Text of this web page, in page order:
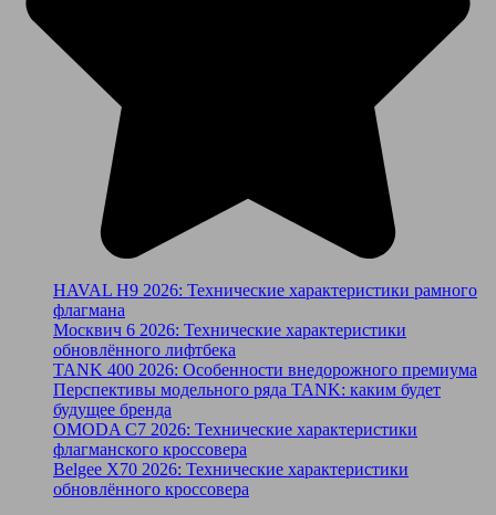
HAVAL H9 2026: Технические характеристики рамного
флагмана
Москвич 6 2026: Технические характеристики
обновлённого лифтбека
TANK 400 2026: Особенности внедорожного премиума
Перспективы модельного ряда TANK: каким будет
будущее бренда
OMODA C7 2026: Технические характеристики
флагманского кроссовера
Belgee X70 2026: Технические характеристики
обновлённого кроссовера